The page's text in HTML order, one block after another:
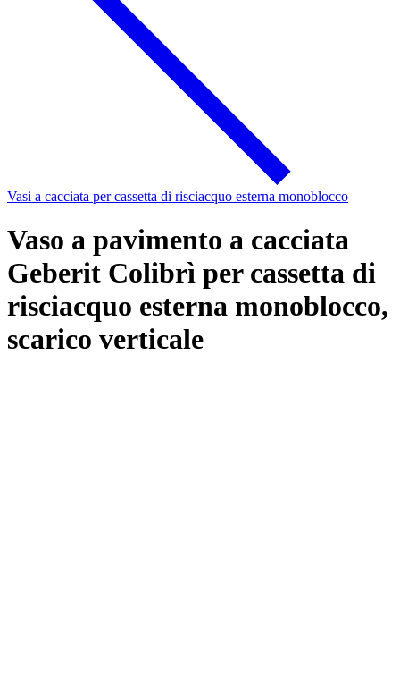
Vasi a cacciata per cassetta di risciacquo esterna monoblocco
Vaso a pavimento a cacciata
Geberit Colibrì per cassetta di
risciacquo esterna monoblocco,
scarico verticale